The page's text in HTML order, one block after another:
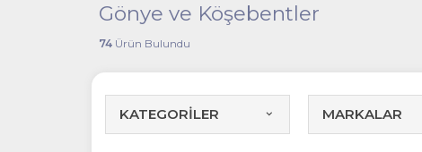
Gönye ve Köşebentler
74Ürün Bulundu
KATEGORİLER MARKALAR